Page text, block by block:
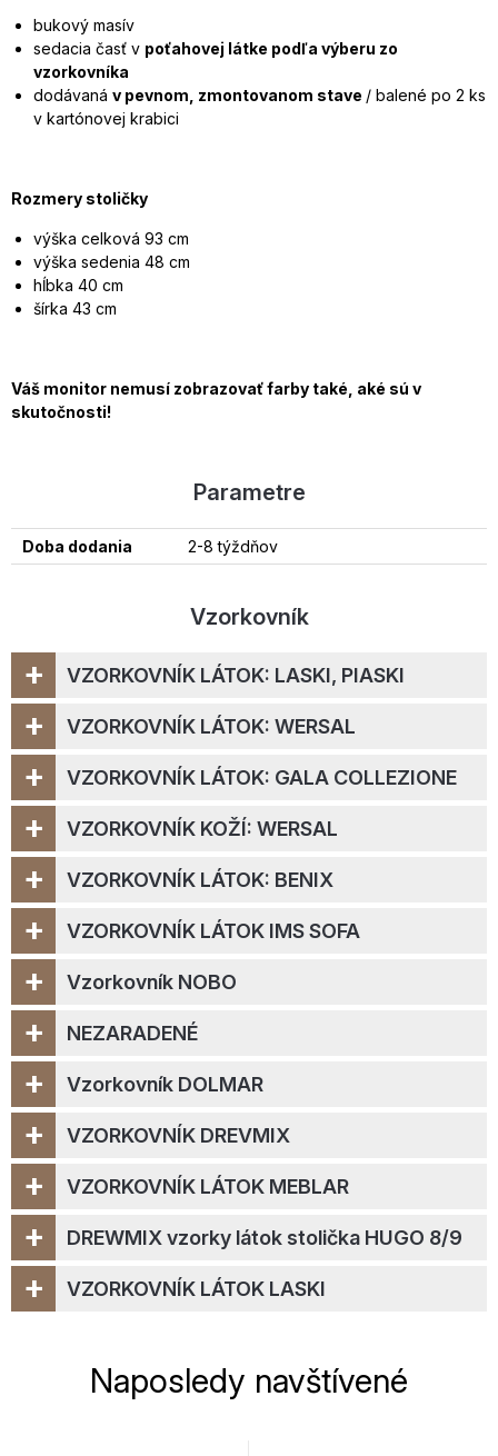
bukový masív
sedacia časť v poťahovej látke podľa výberu zo
vzorkovníka
dodávaná v pevnom, zmontovanom stave / balené po 2 ks
v kartónovej krabici
Rozmery stoličky
výška celková 93 cm
výška sedenia 48 cm
hĺbka 40 cm
šírka 43 cm
Váš monitor nemusí zobrazovať farby také, aké sú v
skutočnosti!
Parametre
Doba dodania 2-8 týždňov
Vzorkovník
VZORKOVNÍK LÁTOK: LASKI, PIASKI
+
VZORKOVNÍK LÁTOK: WERSAL
+
VZORKOVNÍK LÁTOK: GALA COLLEZIONE
+
VZORKOVNÍK KOŽÍ: WERSAL
+
VZORKOVNÍK LÁTOK: BENIX
+
VZORKOVNÍK LÁTOK IMS SOFA
+
Vzorkovník NOBO
+
NEZARADENÉ
+
Vzorkovník DOLMAR
+
VZORKOVNÍK DREVMIX
+
VZORKOVNÍK LÁTOK MEBLAR
+
DREWMIX vzorky látok stolička HUGO 8/9
+
VZORKOVNÍK LÁTOK LASKI
+
Naposledy navštívené